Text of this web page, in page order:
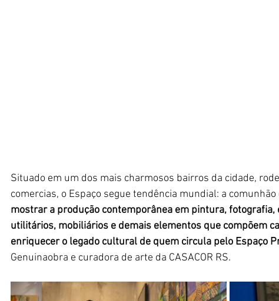
Situado em um dos mais charmosos bairros da cidade,
comercias, o Espaço segue tendência mundial: a
mostrar a produção contemporânea em pintura,
utilitários, mobiliários e demais elementos que compõem
enriquecer o legado cultural de quem circula pelo Espaço
Genuinaobra e curadora de arte da CASACOR RS.